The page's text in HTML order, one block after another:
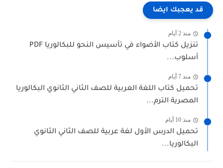
قد يعجبك ايضا
منذ 2 أيام
تنزيل كتاب الأضواء في تأسيس النحو للبكالوريا PDF
أسلوب...
منذ 7 أيام
تحميل كتاب اللغة العربية للصف الثاني الثانوي البكالوريا
المصرية الترم...
منذ 10 أيام
تحميل الدرس الأول لغة عربية للصف الثاني الثانوي
البكالوريا...